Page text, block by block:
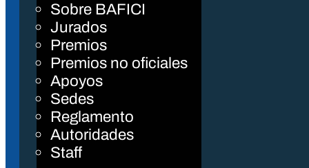
Sobre BAFICI
Jurados
Premios
Premios no oficiales
Apoyos
Sedes
Reglamento
Autoridades
Staff